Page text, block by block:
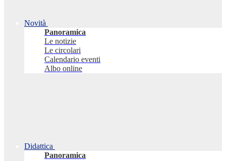
Novità
Panoramica
Le notizie
Le circolari
Calendario eventi
Albo online
Didattica
Panoramica